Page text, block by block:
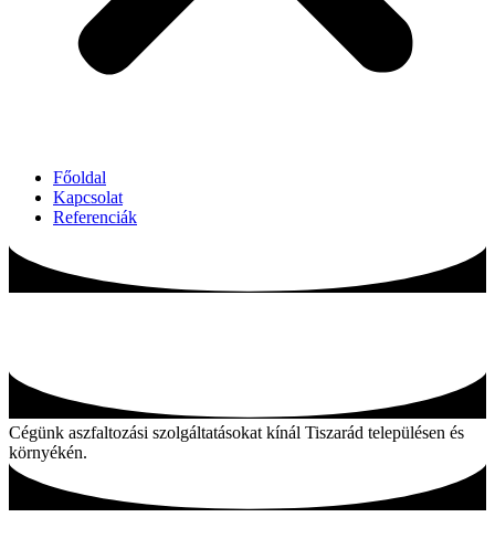
Főoldal
Kapcsolat
Referenciák
Cégünk aszfaltozási szolgáltatásokat kínál Tiszarád településen és
környékén.